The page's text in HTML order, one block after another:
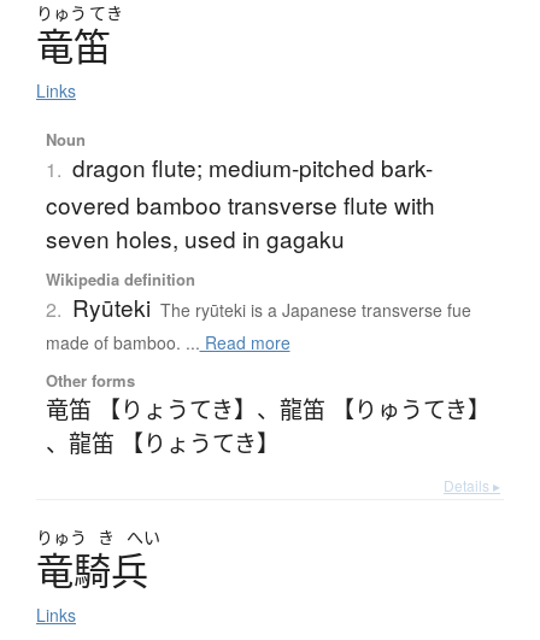
りゅう てき
竜笛
Links
Noun
1. dragon flute; medium-pitched bark-
covered bamboo transverse flute with
seven holes, used in gagaku
Wikipedia definition
2. Ryūteki The ryūteki is a Japanese transverse fue
made of bamboo. ... Read more
Other forms
竜笛 【りょうてき】 、 龍笛 【りゅうてき】
、 龍笛 【りょうてき】
Details ▸
りゅう き へい
竜騎兵
Links